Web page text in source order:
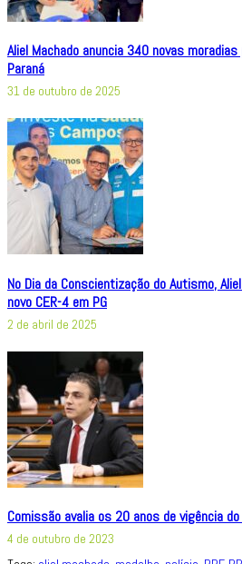
Aliel Machado anuncia 340 novas
Paraná
31 de outubro de 2025
No Dia da Conscientização do Autismo,
novo CER-4 em PG
2 de abril de 2025
Comissão avalia os 20 anos de vigência
4 de outubro de 2023